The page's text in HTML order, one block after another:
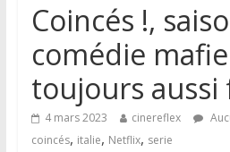
Coincés !,
comédie
toujours aussi
4 mars 2023 cinereflex
coincés, italie, Netflix, serie